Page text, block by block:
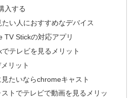
入する
い人におすすめなデバイス
TV Stickの対応アプリ
テレビを見るメリット
リット
たいならchromeキャスト
トでテレビで動画を見るメリッ